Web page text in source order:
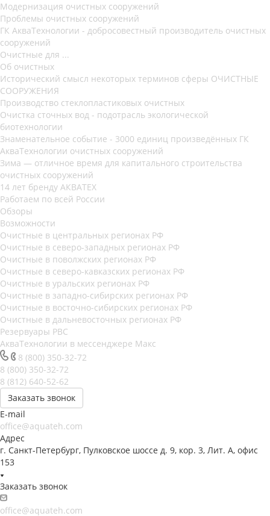
Модернизация очистных сооружений
Проблемы очистных сооружений
ГК АкваТехнологии - добросовестный производитель очистных
сооружений
Очистные для ...
Об очистных
Исторический смысл некоторых терминов сферы ОЧИСТНЫЕ
СООРУЖЕНИЯ
Производство стеклопластиковых очистных
Очистка сточных вод - подотрасль экологической
биотехнологии
Знаменательное событие - 3000 единиц произведённых ГК
АкваТехнологии очистных сооружений
Зима — отличное время для капитального строительства
очистных сооружений
14 лет бренду АКВАТЕХ
Работаем по всей России
Обзоры
Возможности
Очистные в центральных регионах РФ
Очистные в северо-западных регионах РФ
Очистные в поволжских регионах РФ
Очистные в северо-кавказских регионах РФ
Очистные в уральских регионах РФ
Очистные в западно-сибирских регионах РФ
Очистные в восточно-сибирских регионах РФ
Очистные в дальневосточных регионах РФ
Резервуары РВС
АкваТехнологии в мессенджере Макс
8 (800) 350-32-72
8 (800) 350-32-72
8 (812) 640-52-62
Заказать звонок
E-mail
office@aquateh.com
Адрес
г. Санкт-Петербург, Пулковское шоссе д. 9, кор. 3, Лит. А, офис
153
Заказать звонок
office@aquateh.com